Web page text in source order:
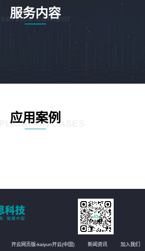
服务内容
service content
应用案例CASES
开云网页版-kaiyun开云(中国) 新闻资讯 加入我们